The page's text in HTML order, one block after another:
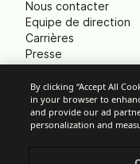
Nous contacter
Equipe de direction
Carrières
Presse
Empreinte carbone
ONG
By clicking “Accept All
in your browser to
and provide our ad
personalization and